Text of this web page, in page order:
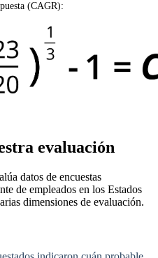
(CAGR):
evaluación
datos de encuestas
de empleados en los Estados
dimensiones de evaluación.